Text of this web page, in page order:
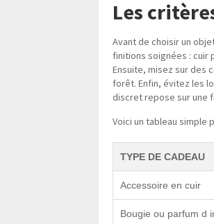
Les
Avant de choisir un
finitions soignées : cuir
Ensuite, misez sur des
forêt. Enfin, évitez les
discret repose sur une
Voici un tableau simple
TYPE DE CADEAU
Accessoire en cuir
Bougie ou parfum d